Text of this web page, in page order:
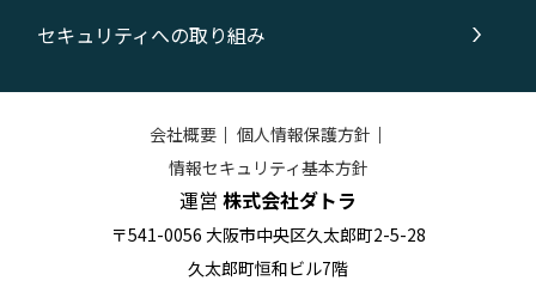
セキュリティへの取り組み
会社概要｜ 個人情報保護方針 ｜
情報セキュリティ基本方針
運営 株式会社ダトラ
〒541-0056 大阪市中央区久太郎町2-5-28
久太郎町恒和ビル7階